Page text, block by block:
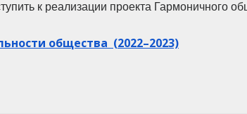
к реализации проекта Гармоничного
общества (2022–2023)